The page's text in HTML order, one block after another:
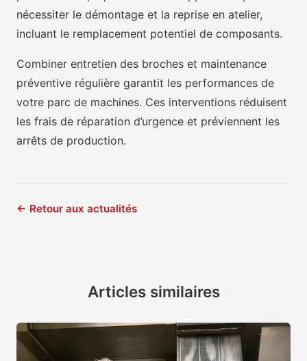
nécessiter le démontage et la reprise en atelier,
incluant le remplacement potentiel de composants.
Combiner entretien des broches et maintenance
préventive régulière garantit les performances de
votre parc de machines. Ces interventions réduisent
les frais de réparation d’urgence et préviennent les
arrêts de production.
← Retour aux actualités
Articles similaires